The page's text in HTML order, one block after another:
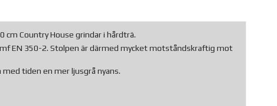
cm Country House grindar i hårdträ.
EN 350-2. Stolpen är därmed mycket motståndskraftig mot
tiden en mer ljusgrå nyans.